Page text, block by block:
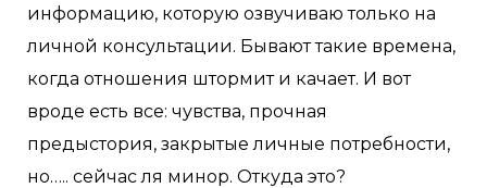
информацию, которую озвучиваю только на
личной консультации. Бывают такие времена,
когда отношения штормит и качает. И вот
вроде есть все: чувства, прочная
предыстория, закрытые личные потребности,
но….. сейчас ля минор. Откуда это?